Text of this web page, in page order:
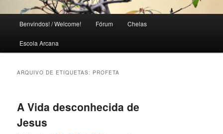
u
Benvindos! / Welcome! Fórum Chelas
Escola Arcana
ARQUIVO DE ETIQUETAS: PROFETA
A Vida desconhecida de
Jesus